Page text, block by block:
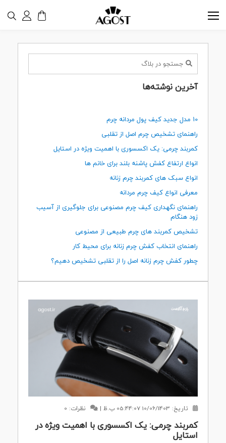
تاریخ: 10/06/1403 05:44:07 ب.ظ | نظرات: 0
کمربند چرمی: یک اکسسوری با اهمیت ویژه در
استایل
آخرین نوشته‌ها
10 مدل جدید کیف پول مردانه چرم
راهنمای تشخیص چرم اصل از تقلبی
کمربند چرمی: یک اکسسوری با اهمیت ویژه در استایل
انواع ارتفاع کفش پاشنه بلند برای خانم ها
انواع سبک های کمربند چرم زنانه
معرفی انواع کیف چرم مردانه
راهنمای نگهداری کیف چرم مصنوعی برای جلوگیری از آسیب
زود هنگام
تشخیص کمربند های چرم طبیعی از مصنوعی
راهنمای انتخاب کفش چرم زنانه برای محیط کار
چطور کفش چرم زنانه اصل را از تقلبی تشخیص دهیم؟